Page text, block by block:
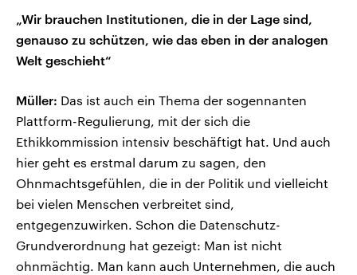
„Wir brauchen Institutionen, die in der Lage sind,
genauso zu schützen, wie das eben in der analogen
Welt geschieht“
Müller: Das ist auch ein Thema der sogennanten
Plattform-Regulierung, mit der sich die
Ethikkommission intensiv beschäftigt hat. Und auch
hier geht es erstmal darum zu sagen, den
Ohnmachtsgefühlen, die in der Politik und vielleicht
bei vielen Menschen verbreitet sind,
entgegenzuwirken. Schon die Datenschutz-
Grundverordnung hat gezeigt: Man ist nicht
ohnmächtig. Man kann auch Unternehmen, die auch